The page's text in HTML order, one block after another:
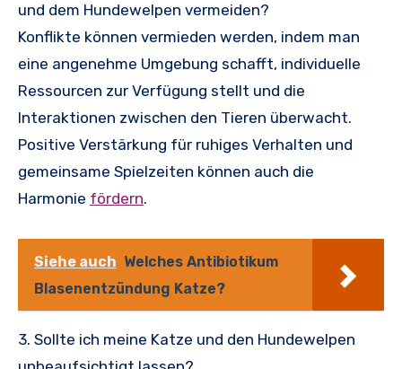
und dem Hundewelpen vermeiden?
Konflikte können vermieden werden, indem man
eine angenehme Umgebung schafft, individuelle
Ressourcen zur Verfügung stellt und die
Interaktionen zwischen den Tieren überwacht.
Positive Verstärkung für ruhiges Verhalten und
gemeinsame Spielzeiten können auch die
Harmonie fördern.
Siehe auch Welches Antibiotikum
Blasenentzündung Katze?
3. Sollte ich meine Katze und den Hundewelpen